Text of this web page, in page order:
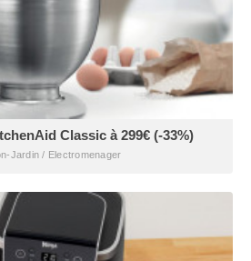
Classic à 299€ (-33%)
Jardin / Electromenager